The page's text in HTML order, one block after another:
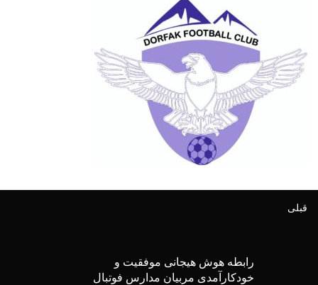
قبلی
رابطه هوش هیجانی موفقیت و
خودکارآمدی مربیان مدارس فوتبال